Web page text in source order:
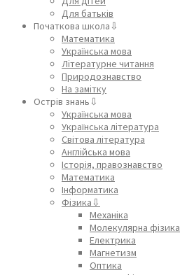
Для батьків
Початкова школа⇩
Математика
Українська мова
Літературне читання
Природознавство
На замітку
Острів знань⇩
Українська мова
Українська література
Світова література
Англійська мова
Історія, правознавство
Математика
Інформатика
Фізика⇩
Механіка
Молекулярна фізика
Електрика
Магнетизм
Оптика